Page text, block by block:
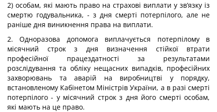
2) особам, які мають право на страхові виплати у зв’язку із
смертю годувальника, - з дня смерті потерпілого, але не
раніше дня виникнення права на виплати.
2. Одноразова допомога виплачується потерпілому в
місячний строк з дня визначення стійкої втрати
професійної працездатності за результатами
розслідування та обліку нещасних випадків, професійних
захворювань та аварій на виробництві у порядку,
встановленому Кабінетом Міністрів України, а в разі смерті
потерпілого - у місячний строк з дня його смерті особам,
які мають на це право.